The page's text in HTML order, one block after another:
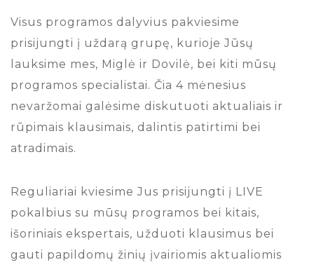
Visus programos dalyvius pakviesime
prisijungti į uždarą grupę, kurioje Jūsų
lauksime mes, Miglė ir Dovilė, bei kiti mūsų
programos specialistai. Čia 4 mėnesius
nevaržomai galėsime diskutuoti aktualiais ir
rūpimais klausimais, dalintis patirtimi bei
atradimais.
Reguliariai kviesime Jus prisijungti į LIVE
pokalbius su mūsų programos bei kitais,
išoriniais ekspertais, užduoti klausimus bei
gauti papildomų žinių įvairiomis aktualiomis